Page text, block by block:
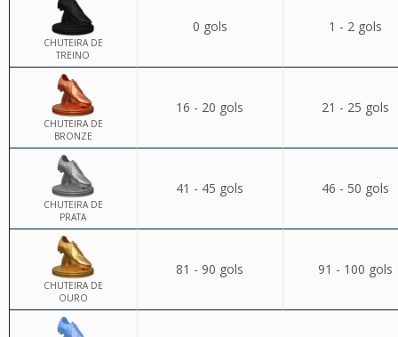
CHUTEIRA DE
TREINO
0 gols 1 - 2 gols
CHUTEIRA DE
BRONZE
16 - 20 gols 21 - 25 gols
CHUTEIRA DE
PRATA
41 - 45 gols 46 - 50 gols
CHUTEIRA DE
OURO
81 - 90 gols 91 - 100 gols